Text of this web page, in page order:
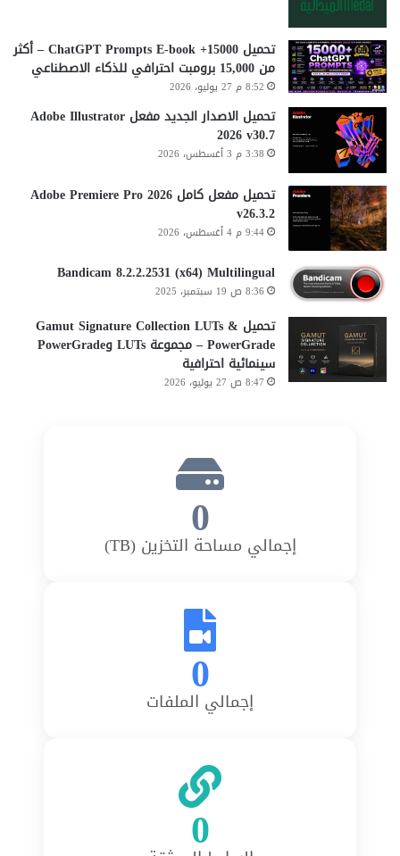
تحميل 15000+ ChatGPT Prompts E-book – أكثر
من 15,000 برومبت احترافي للذكاء الاصطناعي
8:52 م 27 يوليو، 2026
تحميل الاصدار الجديد مفعل Adobe Illustrator
2026 v30.7
3:38 م 3 أغسطس، 2026
تحميل مفعل كامل Adobe Premiere Pro 2026
v26.3.2
9:44 م 4 أغسطس، 2026
Bandicam 8.2.2.2531 (x64) Multilingual
8:36 ص 19 سبتمبر، 2025
تحميل Gamut Signature Collection LUTs &
PowerGrade – مجموعة LUTs وPowerGrade
سينمائية احترافية
8:47 ص 27 يوليو، 2026
0
إجمالي مساحة التخزين (TB)
0
إجمالي الملفات
0